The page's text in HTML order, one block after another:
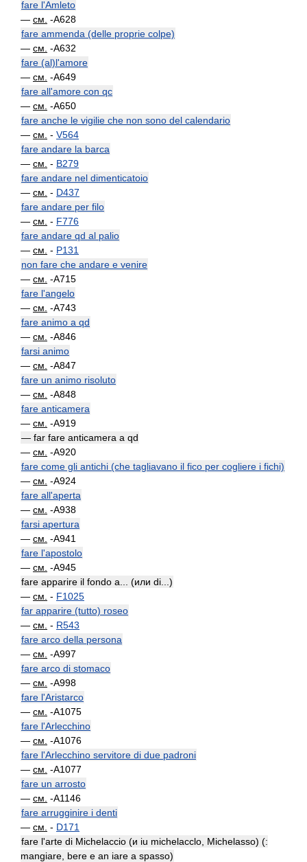
fare l'Amleto
— см. -A628
fare ammenda (delle proprie colpe)
— см. -A632
fare (al)l'amore
— см. -A649
fare all'amore con qc
— см. -A650
fare anche le vigilie che non sono del calendario
— см. - V564
fare andare la barca
— см. - B279
fare andare nel dimenticatoio
— см. - D437
fare andare per filo
— см. - F776
fare andare qd al palio
— см. - P131
non fare che andare e venire
— см. -A715
fare l'angelo
— см. -A743
fare animo a qd
— см. -A846
farsi animo
— см. -A847
fare un animo risoluto
— см. -A848
fare anticamera
— см. -A919
— far fare anticamera a qd
— см. -A920
fare come gli antichi (che tagliavano il fico per cogliere i fichi)
— см. -A924
fare all'aperta
— см. -A938
farsi apertura
— см. -A941
fare l'apostolo
— см. -A945
fare apparire il fondo a... (или di...)
— см. - F1025
far apparire (tutto) roseo
— см. - R543
fare arco della persona
— см. -A997
fare arco di stomaco
— см. -A998
fare l'Aristarco
— см. -A1075
fare l'Arlecchino
— см. -A1076
fare l'Arlecchino servitore di due padroni
— см. -A1077
fare un arrosto
— см. -A1146
fare arrugginire i denti
— см. - D171
fare l'arte di Michelaccio (и iu michelacclo, Michelasso) (:
mangiare, bere e an iare a spasso)